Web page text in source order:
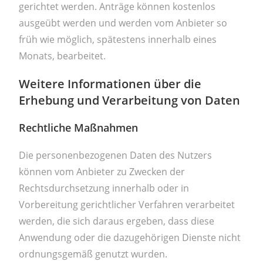
gerichtet werden. Anträge können kostenlos
ausgeübt werden und werden vom Anbieter so
früh wie möglich, spätestens innerhalb eines
Monats, bearbeitet.
Weitere Informationen über die
Erhebung und Verarbeitung von Daten
Rechtliche Maßnahmen
Die personenbezogenen Daten des Nutzers
können vom Anbieter zu Zwecken der
Rechtsdurchsetzung innerhalb oder in
Vorbereitung gerichtlicher Verfahren verarbeitet
werden, die sich daraus ergeben, dass diese
Anwendung oder die dazugehörigen Dienste nicht
ordnungsgemäß genutzt wurden.